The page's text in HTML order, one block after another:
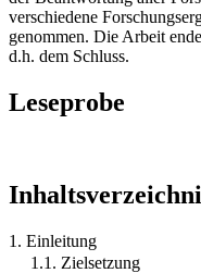
verschiedene
genommen. Die Arbeit
d.h. dem Schluss.
Leseprobe
1. Einleitung
1.1. Zielsetzung